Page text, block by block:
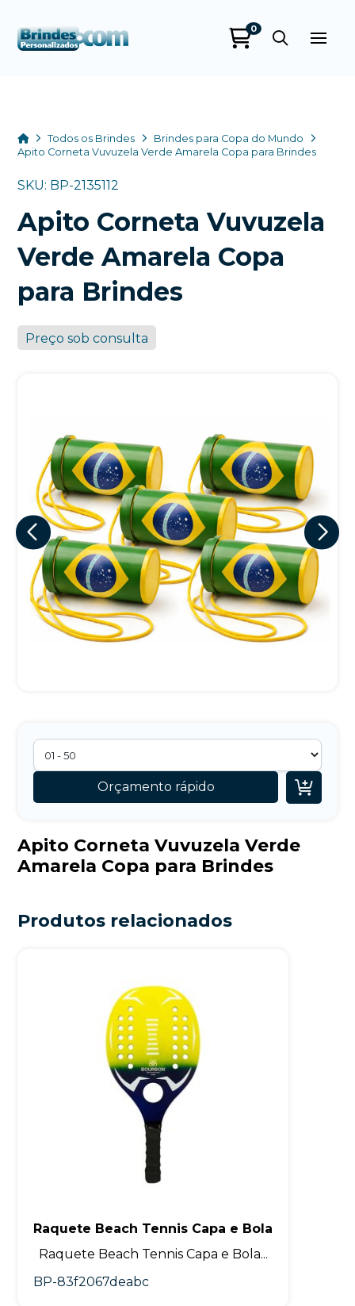
0
HomeTodos os Brindes
Brindes para Copa do Mundo
Apito Corneta Vuvuzela Verde Amarela Copa para Brindes
SKU: BP-2135112
Apito Corneta Vuvuzela
Verde Amarela Copa
para Brindes
Preço sob consulta
Orçamento rápido 
Apito Corneta Vuvuzela Verde
Amarela Copa para Brindes
Produtos relacionados
Raquete Beach Tennis Capa e Bola
Raquete Beach Tennis Capa e Bola...
BP-83f2067deabc
+55
A nossa empresa está comprometida a proteger e respeitar
sua privacidade, utilizaremos seus dados apenas para fins
de marketing. Você pode alterar suas preferências a
qualquer momento.
Iniciar conversa